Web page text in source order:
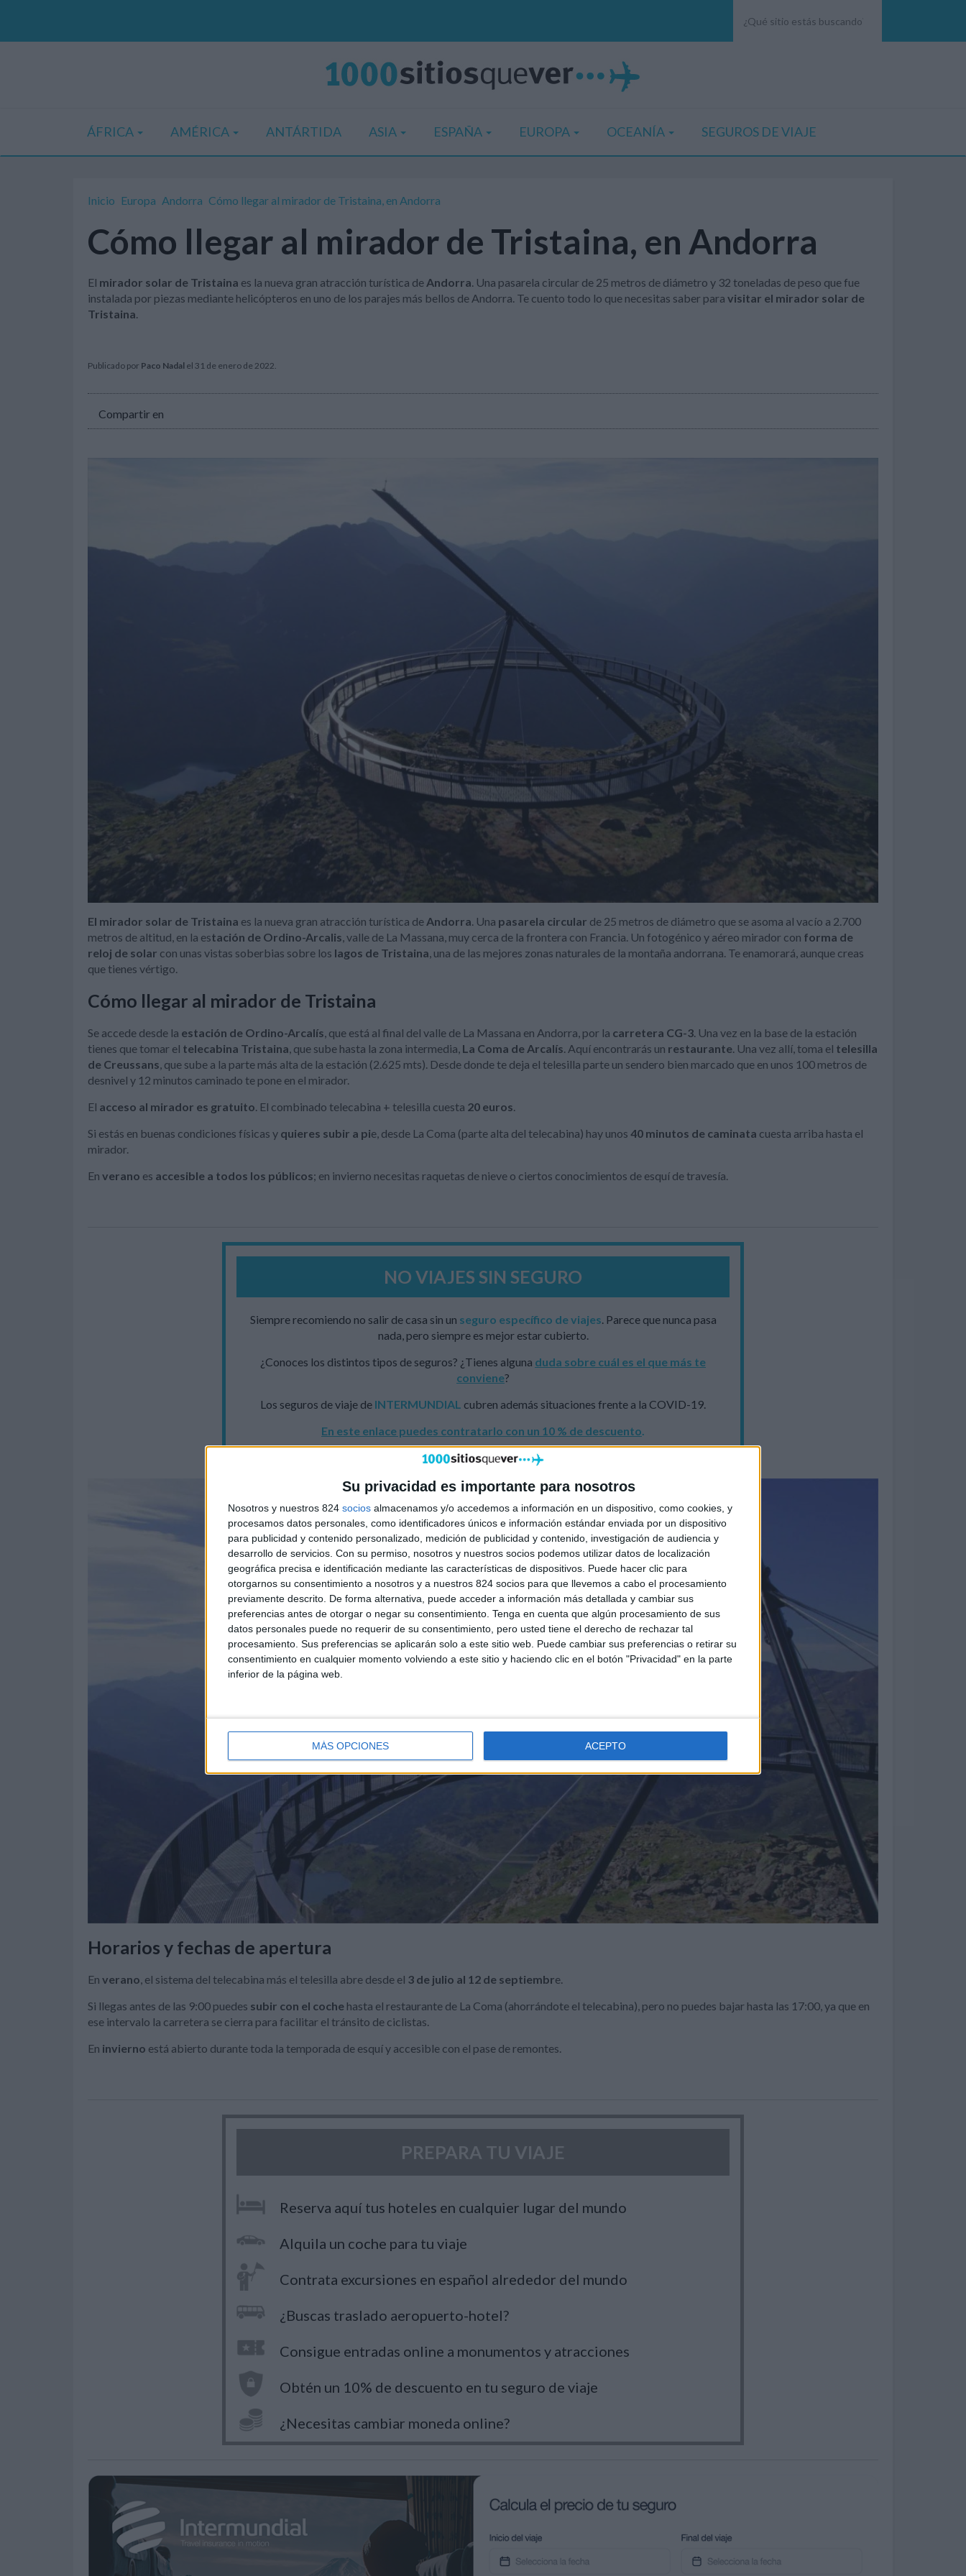
Su privacidad es importante para nosotros
Nosotros y nuestros 824 socios almacenamos y/o accedemos a información en un dispositivo, como cookies, y
procesamos datos personales, como identificadores únicos e información estándar enviada por un dispositivo
para publicidad y contenido personalizado, medición de publicidad y contenido, investigación de audiencia y
desarrollo de servicios. Con su permiso, nosotros y nuestros socios podemos utilizar datos de localización
geográfica precisa e identificación mediante las características de dispositivos. Puede hacer clic para
otorgarnos su consentimiento a nosotros y a nuestros 824 socios para que llevemos a cabo el procesamiento
previamente descrito. De forma alternativa, puede acceder a información más detallada y cambiar sus
preferencias antes de otorgar o negar su consentimiento. Tenga en cuenta que algún procesamiento de sus
datos personales puede no requerir de su consentimiento, pero usted tiene el derecho de rechazar tal
procesamiento. Sus preferencias se aplicarán solo a este sitio web. Puede cambiar sus preferencias o retirar su
consentimiento en cualquier momento volviendo a este sitio y haciendo clic en el botón "Privacidad" en la parte
inferior de la página web.
MÁS OPCIONES ACEPTO
ÁFRICA AMÉRICA ANTÁRTIDA ASIA ESPAÑA EUROPA OCEANÍA SEGUROS DE VIAJE
Inicio Europa Andorra Cómo llegar al mirador de Tristaina, en Andorra
Cómo llegar al mirador de Tristaina, en Andorra
El mirador solar de Tristaina es la nueva gran atracción turística de Andorra. Una pasarela circular de 25 metros de diámetro y 32 toneladas de peso que fue
instalada por piezas mediante helicópteros en uno de los parajes más bellos de Andorra. Te cuento todo lo que necesitas saber para visitar el mirador solar de
Tristaina.
Publicado por Paco Nadal el 31 de enero de 2022.
Compartir en
El mirador solar de Tristaina es la nueva gran atracción turística de Andorra . Una pasarela circular de 25 metros de diámetro que se asoma al vacío a 2.700
metros de altitud, en la estación de Ordino-Arcalis , valle de La Massana, muy cerca de la frontera con Francia. Un fotogénico y aéreo mirador con forma de
reloj de solar con unas vistas soberbias sobre los lagos de Tristaina , una de las mejores zonas naturales de la montaña andorrana. Te enamorará, aunque creas
que tienes vértigo.
Cómo llegar al mirador de Tristaina
Se accede desde la estación de Ordino-Arcalís , que está al final del valle de La Massana en Andorra, por la carretera CG-3 . Una vez en la base de la estación
tienes que tomar el telecabina Tristaina , que sube hasta la zona intermedia, La Coma de Arcalís . Aquí encontrarás un restaurante . Una vez allí, toma el telesilla
de Creussans , que sube a la parte más alta de la estación (2.625 mts). Desde donde te deja el telesilla parte un sendero bien marcado que en unos 100 metros de
desnivel y 12 minutos caminado te pone en el mirador.
El acceso al mirador es gratuito . El combinado telecabina + telesilla cuesta 20 euros
Si estás en buenas condiciones físicas y quieres subir a pie, desde La Coma (parte alta del telecabina) hay unos 40 minutos de caminata cuesta arriba hasta el
mirador.
En verano es accesible a todos los públicos; en invierno necesitas raquetas de nieve o ciertos conocimientos de esquí de travesía.
NO VIAJES SIN SEGURO
Siempre recomiendo no salir de casa sin un seguro específico de viajes . Parece que nunca pasa
nada, pero siempre es mejor estar cubierto.
¿Conoces los distintos tipos de seguros? ¿Tienes alguna duda sobre cuál es el que más te
conviene?
Los seguros de viaje de INTERMUNDIAL cubren además situaciones frente a la COVID-19.
En este enlace puedes contratarlo con un 10 % de descuento
Horarios y fechas de apertura
En verano , el sistema del telecabina más el telesilla abre desde el 3 de julio al 12 de septiembre.
Si llegas antes de las 9:00 puedes subir con el coche hasta el restaurante de La Coma (ahorrándote el telecabina), pero no puedes bajar hasta las 17:00, ya que en
ese intervalo la carretera se cierra para facilitar el tránsito de ciclistas.
En invierno está abierto durante toda la temporada de esquí y accesible con el pase de remontes.
PREPARA TU VIAJE
Reserva aquí tus hoteles en cualquier lugar del mundo
Alquila un coche para tu viaje
Contrata excursiones en español alrededor del mundo
¿Buscas traslado aeropuerto-hotel?
Consigue entradas online a monumentos y atracciones
Obtén un 10% de descuento en tu seguro de viaje
¿Necesitas cambiar moneda online?